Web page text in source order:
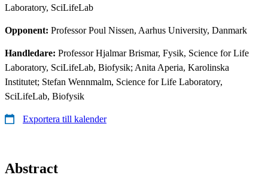
Laboratory, SciLifeLab
Opponent: Professor Poul Nissen, Aarhus University, Danmark
Handledare: Professor Hjalmar Brismar, Fysik, Science for Life
Laboratory, SciLifeLab, Biofysik; Anita Aperia, Karolinska
Institutet; Stefan Wennmalm, Science for Life Laboratory,
SciLifeLab, Biofysik
Exportera till kalender
Abstract